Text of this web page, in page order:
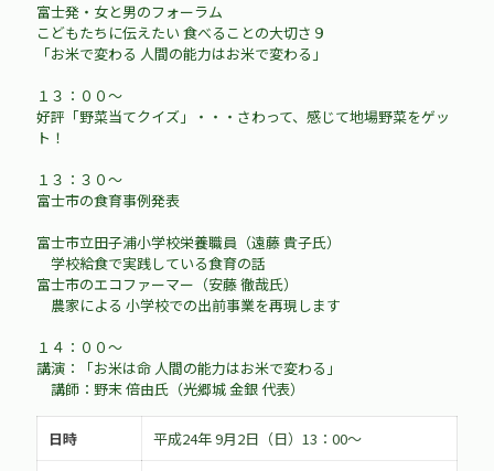
富士発・女と男のフォーラム
こどもたちに伝えたい 食べることの大切さ９
「お米で変わる 人間の能力はお米で変わる」
１３：００～
好評「野菜当てクイズ」・・・さわって、感じて地場野菜をゲッ
ト！
１３：３０～
富士市の食育事例発表
富士市立田子浦小学校栄養職員（遠藤 貴子氏）
学校給食で実践している食育の話
富士市のエコファーマー（安藤 徹哉氏）
農家による 小学校での出前事業を再現します
１４：００～
講演：「お米は命 人間の能力はお米で変わる」
講師：野末 倍由氏（光郷城 金銀 代表）
日時 平成24年 9月2日（日）13：00～